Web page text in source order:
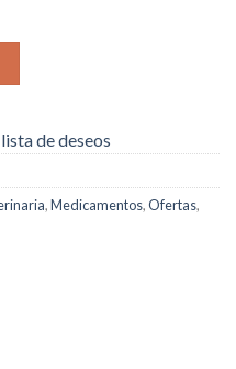
de deseos
,Medicamentos,Ofertas,